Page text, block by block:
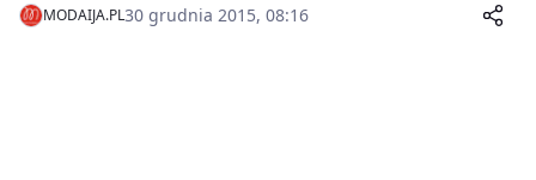
MODAIJA.PL30 grudnia 2015, 08:16